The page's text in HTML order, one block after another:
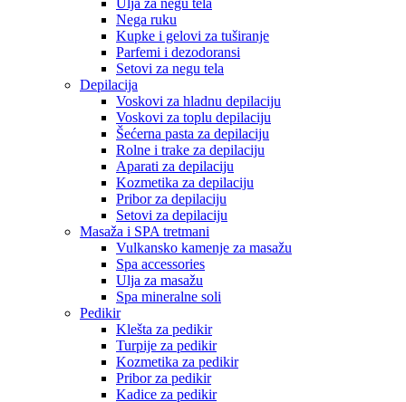
Ulja za negu tela
Nega ruku
Kupke i gelovi za tuširanje
Parfemi i dezodoransi
Setovi za negu tela
Depilacija
Voskovi za hladnu depilaciju
Voskovi za toplu depilaciju
Šećerna pasta za depilaciju
Rolne i trake za depilaciju
Aparati za depilaciju
Kozmetika za depilaciju
Pribor za depilaciju
Setovi za depilaciju
Masaža i SPA tretmani
Vulkansko kamenje za masažu
Spa accessories
Ulja za masažu
Spa mineralne soli
Pedikir
Klešta za pedikir
Turpije za pedikir
Kozmetika za pedikir
Pribor za pedikir
Kadice za pedikir